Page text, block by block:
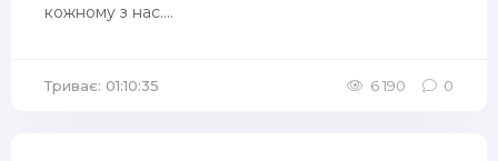
кожному з нас....
Триває: 01:10:35 6 190 0